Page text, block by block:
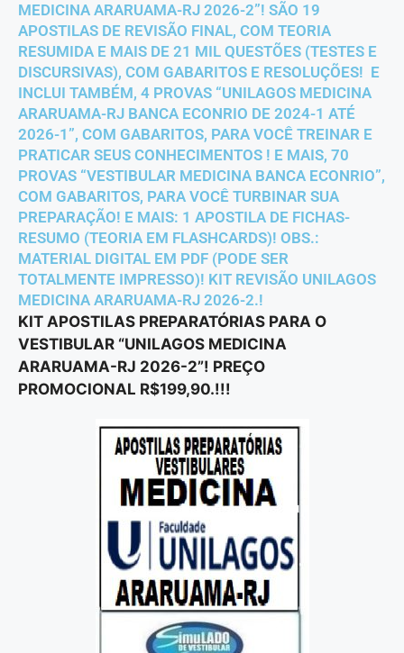
MEDICINA ARARUAMA-RJ 2026-2”! SÃO 19
APOSTILAS DE REVISÃO FINAL, COM TEORIA
RESUMIDA E MAIS DE 21 MIL QUESTÕES (TESTES E
DISCURSIVAS), COM GABARITOS E RESOLUÇÕES! E
INCLUI TAMBÉM, 4 PROVAS “UNILAGOS MEDICINA
ARARUAMA-RJ BANCA ECONRIO DE 2024-1 ATÉ
2026-1”, COM GABARITOS, PARA VOCÊ TREINAR E
PRATICAR SEUS CONHECIMENTOS ! E MAIS, 70
PROVAS “VESTIBULAR MEDICINA BANCA ECONRIO”,
COM GABARITOS, PARA VOCÊ TURBINAR SUA
PREPARAÇÃO! E MAIS: 1 APOSTILA DE FICHAS-
RESUMO (TEORIA EM FLASHCARDS)! OBS.:
MATERIAL DIGITAL EM PDF (PODE SER
TOTALMENTE IMPRESSO)! KIT REVISÃO UNILAGOS
MEDICINA ARARUAMA-RJ 2026-2.!
KIT APOSTILAS PREPARATÓRIAS PARA O
VESTIBULAR “UNILAGOS MEDICINA
ARARUAMA-RJ 2026-2”! PREÇO
PROMOCIONAL R$199,90.!!!